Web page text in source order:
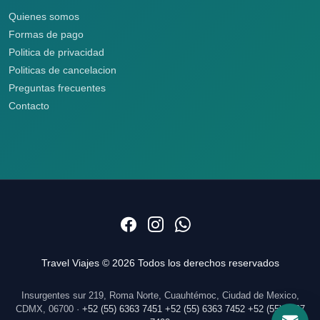
Quienes somos
Formas de pago
Politica de privacidad
Politicas de cancelacion
Preguntas frecuentes
Contacto
Travel Viajes © 2026 Todos los derechos reservados
Insurgentes sur 219, Roma Norte, Cuauhtémoc, Ciudad de Mexico,
CDMX, 06700 · +52 (55) 6363 7451 +52 (55) 6363 7452 +52 (55) 5207